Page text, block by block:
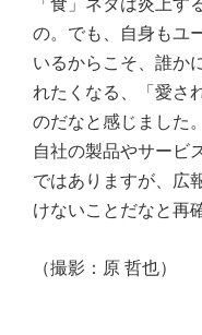
「食」ネタは炎上す
の。でも、自身もユ
いるからこそ、誰か
れたくなる、「愛さ
のだなと感じました。
自社の製品やサービ
ではありますが、広
けないことだなと再
（撮影：原 哲也）